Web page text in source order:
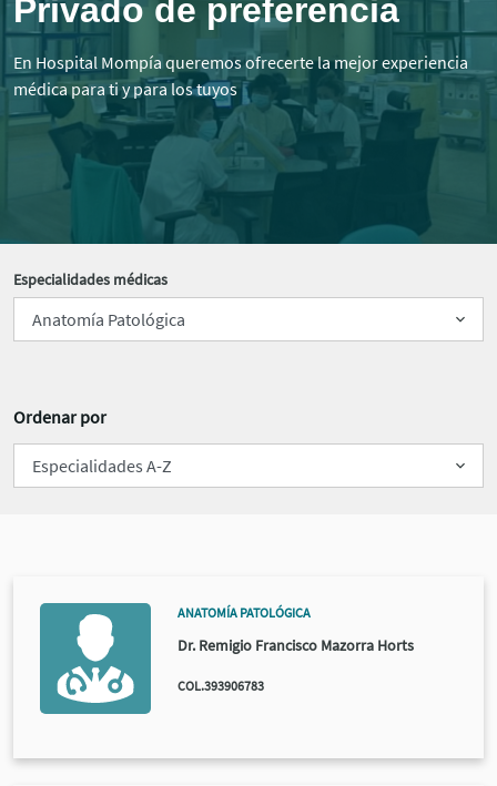
Privado de preferencia
En Hospital Mompía queremos ofrecerte la mejor experiencia
médica para ti y para los tuyos
Especialidades médicas
Ordenar por
ANATOMÍA PATOLÓGICA
Dr. Remigio Francisco Mazorra Horts
COL.393906783